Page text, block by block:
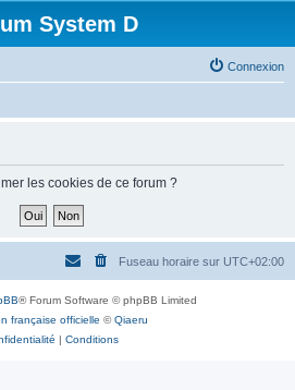
System D
Connexion
les cookies de ce forum ?
Fuseau horaire sur UTC+02:00
® Forum Software © phpBB Limited
française officielle ©Qiaeru
| Conditions